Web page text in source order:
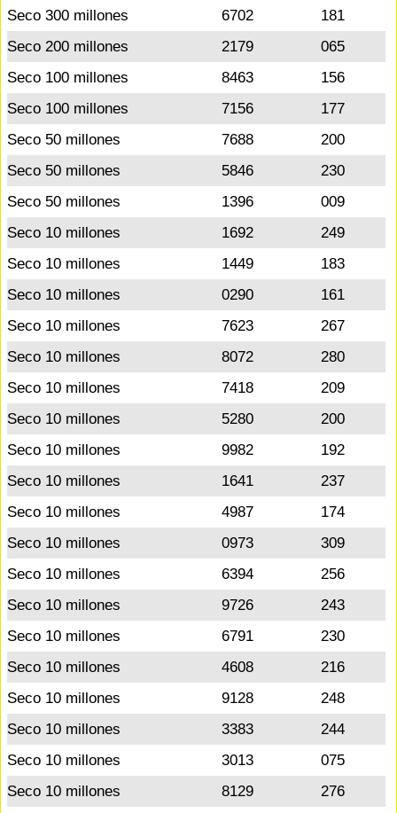
Seco 300 millones
6702
181
Seco 200 millones
2179
065
Seco 100 millones
8463
156
Seco 100 millones
7156
177
Seco 50 millones
7688
200
Seco 50 millones
5846
230
Seco 50 millones
1396
009
Seco 10 millones
1692
249
Seco 10 millones
1449
183
Seco 10 millones
0290
161
Seco 10 millones
7623
267
Seco 10 millones
8072
280
Seco 10 millones
7418
209
Seco 10 millones
5280
200
Seco 10 millones
9982
192
Seco 10 millones
1641
237
Seco 10 millones
4987
174
Seco 10 millones
0973
309
Seco 10 millones
6394
256
Seco 10 millones
9726
243
Seco 10 millones
6791
230
Seco 10 millones
4608
216
Seco 10 millones
9128
248
Seco 10 millones
3383
244
Seco 10 millones
3013
075
Seco 10 millones
8129
276